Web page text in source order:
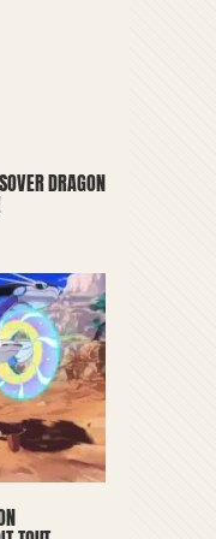
DRAGON